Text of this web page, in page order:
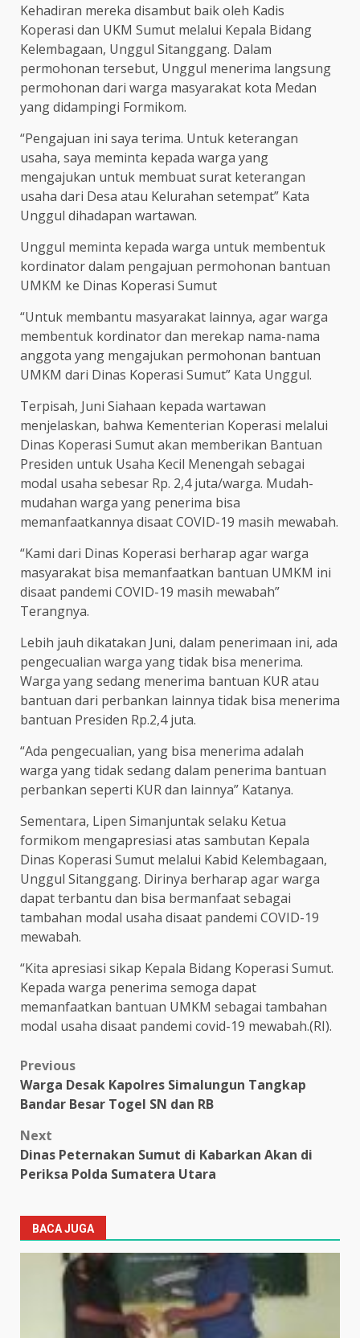
Kehadiran mereka disambut baik oleh Kadis
Koperasi dan UKM Sumut melalui Kepala Bidang
Kelembagaan, Unggul Sitanggang. Dalam
permohonan tersebut, Unggul menerima langsung
permohonan dari warga masyarakat kota Medan
yang didampingi Formikom.
“Pengajuan ini saya terima. Untuk keterangan
usaha, saya meminta kepada warga yang
mengajukan untuk membuat surat keterangan
usaha dari Desa atau Kelurahan setempat” Kata
Unggul dihadapan wartawan.
Unggul meminta kepada warga untuk membentuk
kordinator dalam pengajuan permohonan bantuan
UMKM ke Dinas Koperasi Sumut
“Untuk membantu masyarakat lainnya, agar warga
membentuk kordinator dan merekap nama-nama
anggota yang mengajukan permohonan bantuan
UMKM dari Dinas Koperasi Sumut” Kata Unggul.
Terpisah, Juni Siahaan kepada wartawan
menjelaskan, bahwa Kementerian Koperasi melalui
Dinas Koperasi Sumut akan memberikan Bantuan
Presiden untuk Usaha Kecil Menengah sebagai
modal usaha sebesar Rp. 2,4 juta/warga. Mudah-
mudahan warga yang penerima bisa
memanfaatkannya disaat COVID-19 masih mewabah.
“Kami dari Dinas Koperasi berharap agar warga
masyarakat bisa memanfaatkan bantuan UMKM ini
disaat pandemi COVID-19 masih mewabah”
Terangnya.
Lebih jauh dikatakan Juni, dalam penerimaan ini, ada
pengecualian warga yang tidak bisa menerima.
Warga yang sedang menerima bantuan KUR atau
bantuan dari perbankan lainnya tidak bisa menerima
bantuan Presiden Rp.2,4 juta.
“Ada pengecualian, yang bisa menerima adalah
warga yang tidak sedang dalam penerima bantuan
perbankan seperti KUR dan lainnya” Katanya.
Sementara, Lipen Simanjuntak selaku Ketua
formikom mengapresiasi atas sambutan Kepala
Dinas Koperasi Sumut melalui Kabid Kelembagaan,
Unggul Sitanggang. Dirinya berharap agar warga
dapat terbantu dan bisa bermanfaat sebagai
tambahan modal usaha disaat pandemi COVID-19
mewabah.
“Kita apresiasi sikap Kepala Bidang Koperasi Sumut.
Kepada warga penerima semoga dapat
memanfaatkan bantuan UMKM sebagai tambahan
modal usaha disaat pandemi covid-19 mewabah.(RI).
Post
navigation
Previous
Warga Desak Kapolres Simalungun Tangkap
Bandar Besar Togel SN dan RB
Next
Dinas Peternakan Sumut di Kabarkan Akan di
Periksa Polda Sumatera Utara
BACA JUGA